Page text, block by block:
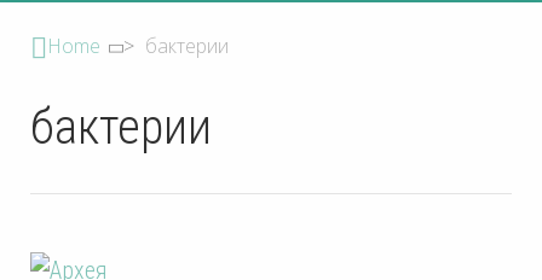
Home > бактерии
бактерии